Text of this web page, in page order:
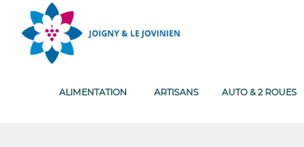
ALIMENTATION ARTISANS AUTO & 2 ROUES